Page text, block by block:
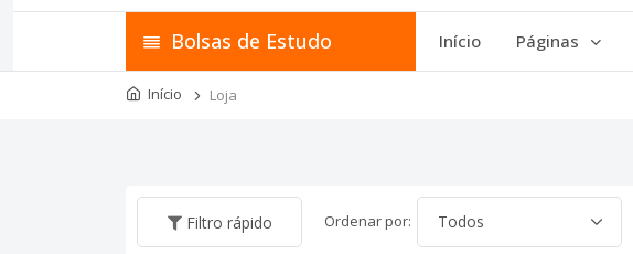
Bolsas de Estudo Início Páginas
Início Loja
Filtro rápido Ordenar por: